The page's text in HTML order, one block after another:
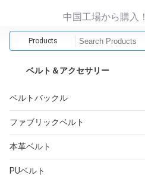
中国工場から購入！
Products
ベルト＆アクセサリー
ベルトバックル
ファブリックベルト
本革ベルト
PUベルト